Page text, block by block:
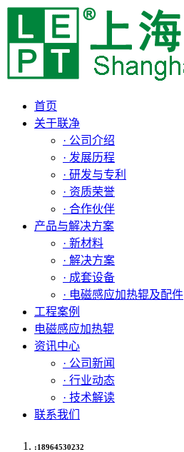
首页
关于联净
· 公司介绍
· 发展历程
· 研发与专利
· 资质荣誉
· 合作伙伴
产品与解决方案
· 新材料
· 解决方案
· 成套设备
· 电磁感应加热辊及配件
工程案例
电磁感应加热辊
资讯中心
· 公司新闻
· 行业动态
· 技术解读
联系我们
:18964530232